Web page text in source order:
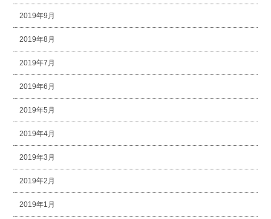
2019年9月
2019年8月
2019年7月
2019年6月
2019年5月
2019年4月
2019年3月
2019年2月
2019年1月